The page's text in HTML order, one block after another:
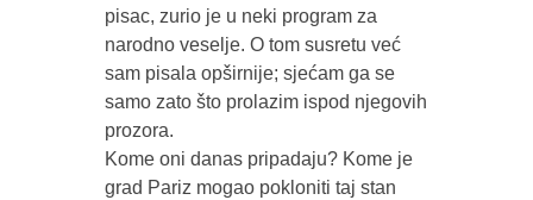
pisac, zurio je u neki program za
narodno veselje. O tom susretu već
sam pisala opširnije; sjećam ga se
samo zato što prolazim ispod njegovih
prozora.
Kome oni danas pripadaju? Kome je
grad Pariz mogao pokloniti taj stan